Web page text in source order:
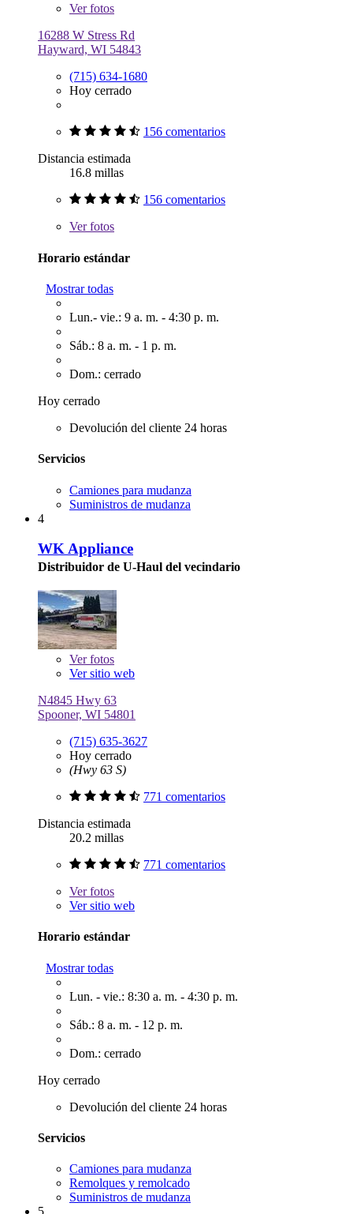
Verfotos
16288 W Stress Rd
Hayward, WI 54843
(715) 634-1680
Hoy cerrado
156 comentarios
Distancia estimada
16.8 millas
156 comentarios
Verfotos
Horario estándar
Mostrar todas
Lun.- vie.: 9 a. m. - 4:30 p. m.
Sáb.: 8 a. m. - 1 p. m.
Dom.: cerrado
Hoy cerrado
Devolución del cliente 24 horas
Servicios
Camiones para mudanza
Suministros de mudanza
4
WK Appliance
Distribuidor de U-Haul del vecindario
Verfotos
Ver sitio web
N4845 Hwy 63
Spooner, WI 54801
(715) 635-3627
Hoy cerrado
(Hwy 63 S)
771 comentarios
Distancia estimada
20.2 millas
771 comentarios
Verfotos
Ver sitio web
Horario estándar
Mostrar todas
Lun. - vie.: 8:30 a. m. - 4:30 p. m.
Sáb.: 8 a. m. - 12 p. m.
Dom.: cerrado
Hoy cerrado
Devolución del cliente 24 horas
Servicios
Camiones para mudanza
Remolques y remolcado
Suministros de mudanza
5